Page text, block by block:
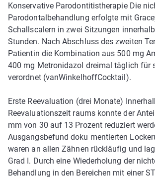
Konservative Parodontitistherapie Die
Parodontalbehandlung erfolgte mit
Schallscalern in zwei Sitzungen
Stunden. Nach Abschluss des zweiten
Patientin die Kombination aus 500 mg
400 mg Metronidazol dreimal täglich für
verordnet (van­Winkelhoff­Cocktail).
Erste Reevaluation (drei Monate)
Reevaluationszeit­ raums konnte der
mm von 30 auf 13 Prozent reduziert
Ausgangsbefund doku­ mentierten
waren an allen Zähnen rückläufig und
Grad I. Durch eine Wiederholung der
Behandlung in den Bereichen mit einer